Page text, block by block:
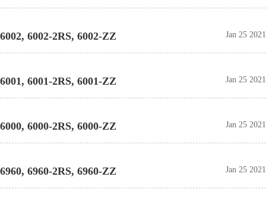
6002, 6002-2RS, 6002-ZZ Jan 25 2021
6001, 6001-2RS, 6001-ZZ Jan 25 2021
6000, 6000-2RS, 6000-ZZ Jan 25 2021
6960, 6960-2RS, 6960-ZZ Jan 25 2021